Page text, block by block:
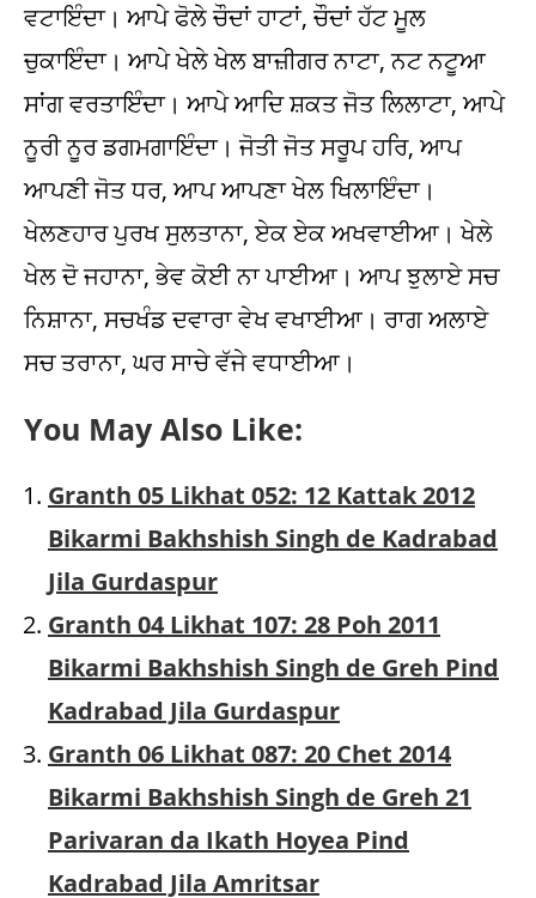
ਵਟਾਇੰਦਾ। ਆਪੇ ਫੋਲੇ ਚੌਦਾਂ ਹਾਟਾਂ, ਚੌਦਾਂ ਹੱਟ ਮੂਲ
ਚੁਕਾਇੰਦਾ। ਆਪੇ ਖੇਲੇ ਖੇਲ ਬਾਜ਼ੀਗਰ ਨਾਟਾ, ਨਟ ਨਟੂਆ
ਸਾਂਗ ਵਰਤਾਇੰਦਾ। ਆਪੇ ਆਦਿ ਸ਼ਕਤ ਜੋਤ ਲਿਲਾਟਾ, ਆਪੇ
ਨੂਰੀ ਨੂਰ ਡਗਮਗਾਇੰਦਾ। ਜੋਤੀ ਜੋਤ ਸਰੂਪ ਹਰਿ, ਆਪ
ਆਪਣੀ ਜੋਤ ਧਰ, ਆਪ ਆਪਣਾ ਖੇਲ ਖਿਲਾਇੰਦਾ।
ਖੇਲਣਹਾਰ ਪੁਰਖ ਸੁਲਤਾਨਾ, ਏਕ ਏਕ ਅਖਵਾਈਆ। ਖੇਲੇ
ਖੇਲ ਦੋ ਜਹਾਨਾ, ਭੇਵ ਕੋਈ ਨਾ ਪਾਈਆ। ਆਪ ਝੁਲਾਏ ਸਚ
ਨਿਸ਼ਾਨਾ, ਸਚਖੰਡ ਦਵਾਰਾ ਵੇਖ ਵਖਾਈਆ। ਰਾਗ ਅਲਾਏ
ਸਚ ਤਰਾਨਾ, ਘਰ ਸਾਚੇ ਵੱਜੇ ਵਧਾਈਆ।
You May Also Like:
Granth 05 Likhat 052: 12 Kattak 2012
Bikarmi Bakhshish Singh de Kadrabad
Jila Gurdaspur
Granth 04 Likhat 107: 28 Poh 2011
Bikarmi Bakhshish Singh de Greh Pind
Kadrabad Jila Gurdaspur
Granth 06 Likhat 087: 20 Chet 2014
Bikarmi Bakhshish Singh de Greh 21
Parivaran da Ikath Hoyea Pind
Kadrabad Jila Amritsar